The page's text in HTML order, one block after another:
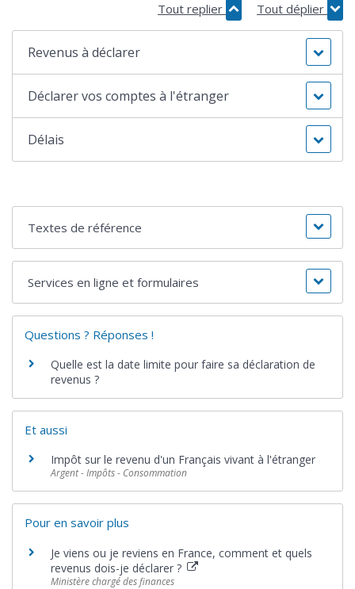
Tout replier Tout déplier
Revenus à déclarer
Déclarer vos comptes à l'étranger
Délais
Textes de référence
Services en ligne et formulaires
Questions ? Réponses !
Quelle est la date limite pour faire sa déclaration de
revenus ?
Et aussi
Impôt sur le revenu d'un Français vivant à l'étranger
Argent - Impôts - Consommation
Pour en savoir plus
Je viens ou je reviens en France, comment et quels
revenus dois-je déclarer ?
Ministère chargé des finances